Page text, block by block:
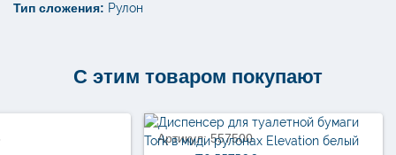
Тип сложения: Рулон
С этим товаром покупают
Артикул: 557500